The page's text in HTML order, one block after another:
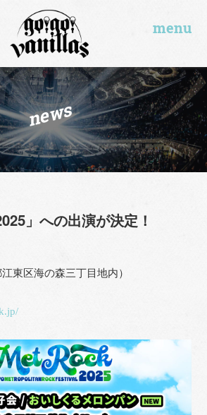
menu
news
」への出演が決定！
東区海の森三丁目地内）